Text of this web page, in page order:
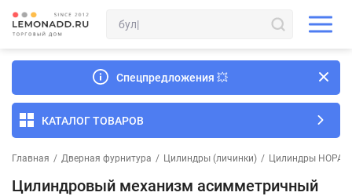
Спецпредложения 💥
КАТАЛОГ ТОВАРОВ
Главная / Дверная фурнитура / Цилиндры (личинки) / Цилиндры НОРА-
Цилиндровый механизм асимметричный